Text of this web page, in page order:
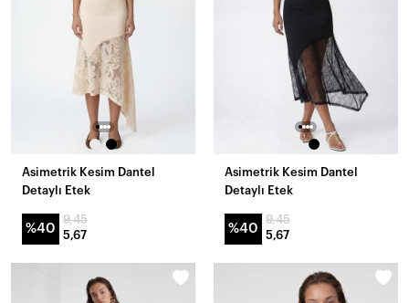
Asimetrik Kesim Dantel
Detaylı Etek
%40
9,45
5,67
Asimetrik Kesim Dantel
Detaylı Etek
%40
9,45
5,67